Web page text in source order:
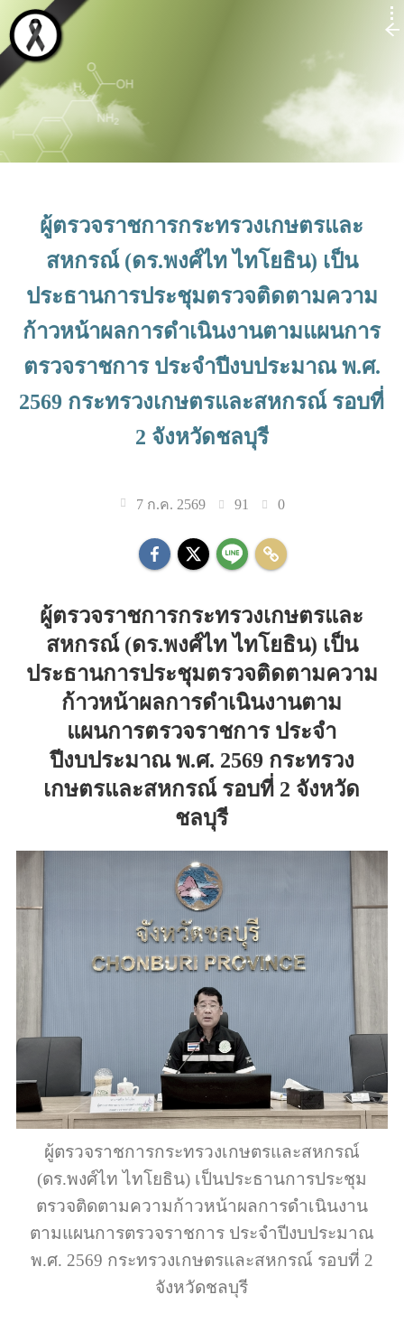
ผู้ตรวจราชการกระทรวงเกษตรและ
สหกรณ์ (ดร.พงศ์ไท ไทโยธิน) เป็น
ประธานการประชุมตรวจติดตามความ
ก้าวหน้าผลการดำเนินงานตามแผนการ
ตรวจราชการ ประจำปีงบประมาณ พ.ศ.
2569 กระทรวงเกษตรและสหกรณ์​ รอบที่
2 จังหวัดชลบุรี
7 ก.ค. 2569 91 0
ผู้ตรวจราชการกระทรวงเกษตรและ
สหกรณ์ (ดร.พงศ์ไท ไทโยธิน) เป็น
ประธานการประชุมตรวจติดตามความ
ก้าวหน้าผลการดำเนินงานตาม
แผนการตรวจราชการ ประจำ
ปีงบประมาณ พ.ศ. 2569 กระทรวง
เกษตรและสหกรณ์​ รอบที่ 2 จังหวัด
ชลบุรี
ผู้ตรวจราชการกระทรวงเกษตรและสหกรณ์
(ดร.พงศ์ไท ไทโยธิน) เป็นประธานการประชุม
ตรวจติดตามความก้าวหน้าผลการดำเนินงาน
ตามแผนการตรวจราชการ ประจำปีงบประมาณ
พ.ศ. 2569 กระทรวงเกษตรและสหกรณ์​ รอบที่ 2
จังหวัดชลบุรี